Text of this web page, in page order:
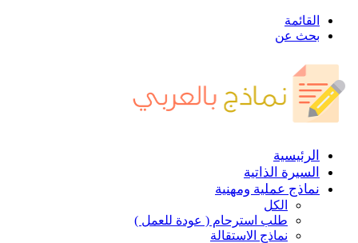
القائمة
بحث عن
الرئيسية
السيرة الذاتية
نماذج عملية ومهنية
الكل
طلب استرحام ( عودة للعمل )
نماذج الاستقالة